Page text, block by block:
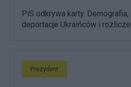
PiS odkrywa karty. Demografia,
deportacje Ukraińców i
Prezydent